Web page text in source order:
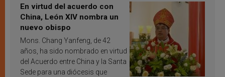
En virtud del acuerdo con
China, León XIV nombra un
nuevo obispo
Mons. Chang Yanfeng, de 42
años, ha sido nombrado en virtud
del Acuerdo entre China y la Santa
Sede para una diócesis que